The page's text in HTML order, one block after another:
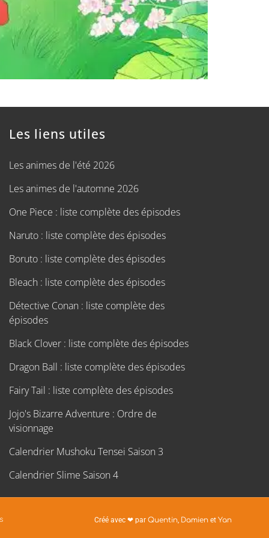
Les liens utiles
Les animes de l'été 2026
Les animes de l'automne 2026
One Piece : liste complète des épisodes
Naruto : liste complète des épisodes
Boruto : liste complète des épisodes
Bleach : liste complète des épisodes
Détective Conan : liste complète des
épisodes
Black Clover : liste complète des épisodes
Dragon Ball : liste complète des épisodes
Fairy Tail : liste complète des épisodes
Jojo's Bizarre Adventure : Ordre de
visionnage
Calendrier Mushoku Tensei Saison 3
Calendrier Slime Saison 4
Créé avec ❤ par Quentin, Damienet Yan